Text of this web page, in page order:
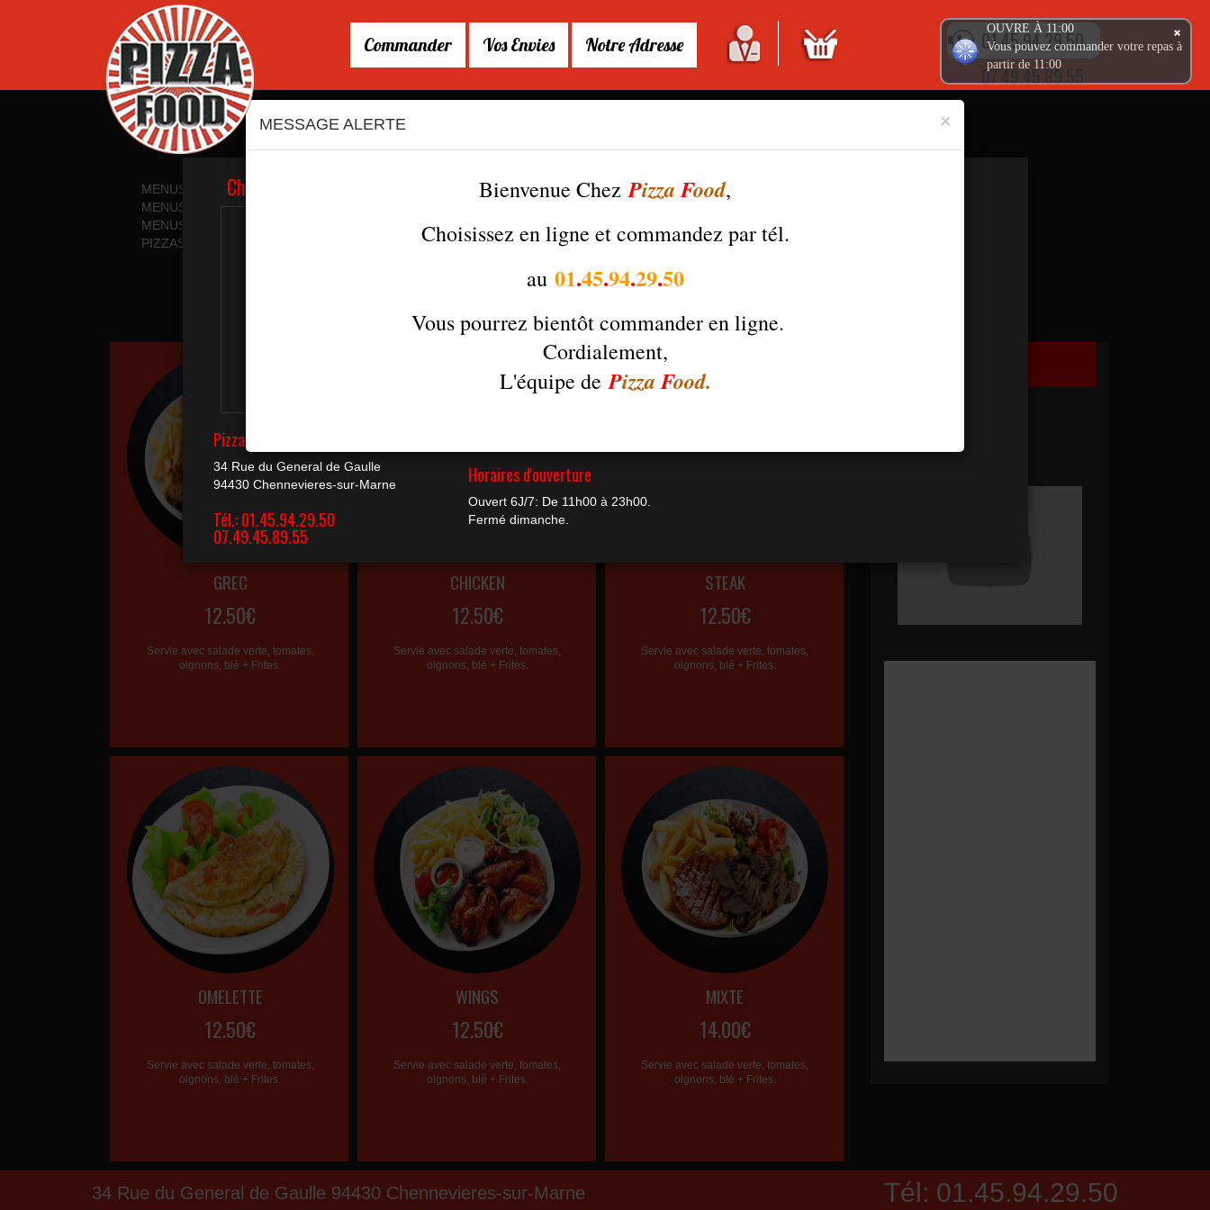
Commander Vos Envies Notre Adresse
01.45.94.29.50
07.49.45.89.55
MENUS ENFANTS
MENUS
MENUS MIDI
PIZZAS TOMATE
ASSIETTES
BURGERS GOURMANDS
BURGERS CLASSIQUES
HUMMERS
PANINIS
TACOS
GREC
12.50€
Servie avec salade verte, tomates,
oignons, blé + Frites.
CHICKEN
12.50€
Servie avec salade verte, tomates,
oignons, blé + Frites.
STEAK
12.50€
Servie avec salade verte, tomates,
oignons, blé + Frites.
OMELETTE
12.50€
Servie avec salade verte, tomates,
oignons, blé + Frites.
WINGS
12.50€
Servie avec salade verte, tomates,
oignons, blé + Frites.
MIXTE
14.00€
Servie avec salade verte, tomates,
oignons, blé + Frites.
34 Rue du General de Gaulle 94430 Chennevieres-sur-Marne Tél: 01.45.94.29.50
×
MESSAGE ALERTE
OUVRE À 11:00
Vous pouvez commander votre repas à
partir de 11:00